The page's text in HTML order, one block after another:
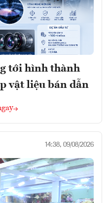
tới hình thành
vật liệu bán dẫn
14:38, 09/08/2026